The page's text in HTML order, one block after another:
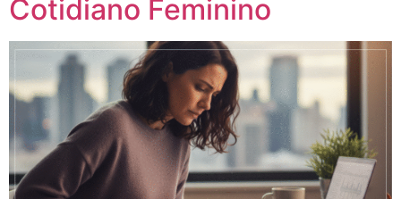
Cotidiano Feminino